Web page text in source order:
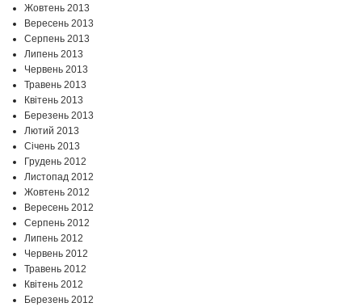
Жовтень 2013
Вересень 2013
Серпень 2013
Липень 2013
Червень 2013
Травень 2013
Квітень 2013
Березень 2013
Лютий 2013
Січень 2013
Грудень 2012
Листопад 2012
Жовтень 2012
Вересень 2012
Серпень 2012
Липень 2012
Червень 2012
Травень 2012
Квітень 2012
Березень 2012